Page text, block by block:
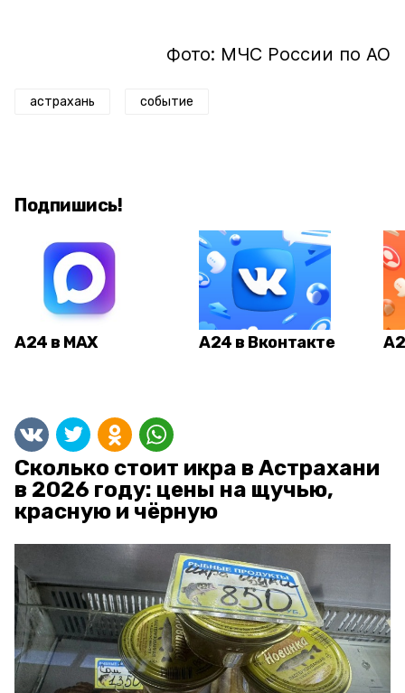
Фото: МЧС России по АО
астрахань событие
Подпишись!
А24 в MAX А24 в Вконтакте
Сколько стоит икра в Астрахани
в 2026 году: цены на щучью,
красную и чёрную